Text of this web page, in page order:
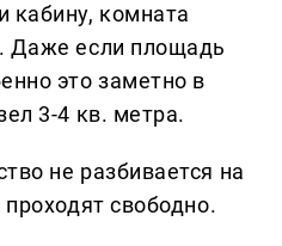
кабину, комната
Даже если площадь
это заметно в
3-4 кв. метра.
не разбивается на
свободно.